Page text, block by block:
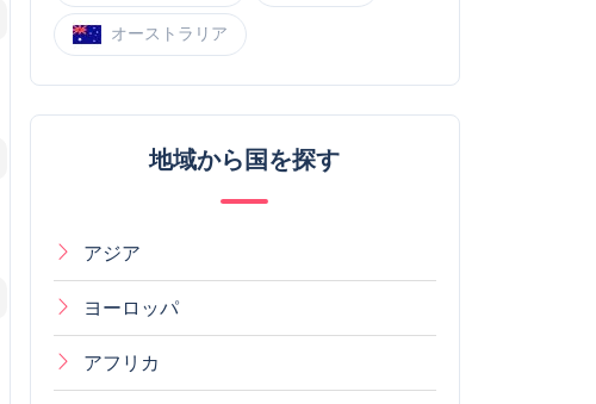
オーストラリア
地域から国を探す
アジア
ヨーロッパ
アフリカ